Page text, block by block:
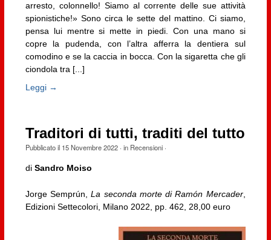
arresto, colonnello! Siamo al corrente delle sue attività
spionistiche!» Sono circa le sette del mattino. Ci siamo,
pensa lui mentre si mette in piedi. Con una mano si
copre la pudenda, con l’altra afferra la dentiera sul
comodino e se la caccia in bocca. Con la sigaretta che gli
ciondola tra [...]
Leggi →
Traditori di tutti, traditi del tutto
Pubblicato il 15 Novembre 2022· in Recensioni·
di Sandro Moiso
Jorge Semprún,La seconda morte di Ramón Mercader,
Edizioni Settecolori, Milano 2022, pp. 462, 28,00 euro